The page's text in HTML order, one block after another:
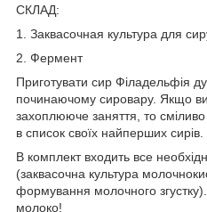
СКЛАД:
1. Заквасочная культура для
2. Фермент
Приготувати сир Філадельфія
починаючому сировару. Якщо
захоплююче заняття, то
в список своїх найперших
В комплект входить все
(заквасочна культура
формування молочного
молоко!